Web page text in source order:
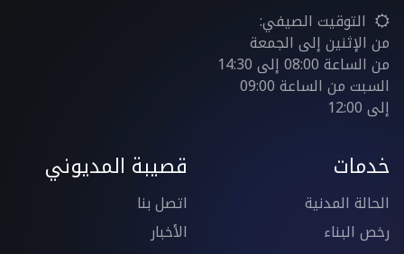
التوقيت الصيفي:
من الإثنين إلى الجمعة
من الساعة 08:00 إلى 14:30
السبت من الساعة 09:00
إلى 12:00
خدمات
الحالة المدنية
رخص البناء
قصيبة المديوني
اتصل بنا
الأخبار